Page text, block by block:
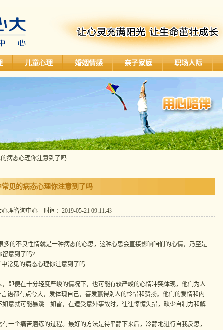
儿童心理 婚姻情感 亲子家庭 职场人际
病态心理你注意到了吗
常见的病态心理你注意到了吗
理咨询中心 时间：2019-05-21 09:11:43
不良性情就是一种病态的心思，这种心思会直接影响咱们的心情，乃至是
意到了吗?
便在十分轻度严峻的情况下，也可能有较严峻的心情冲突体现，他们为人
语都有点夸大，爱体现自己，喜爱赢得别人的怜惜和赞扬。他们的爱情和内
意就可能暴跳 如雷，在遭受意外事故时，往往惊慌失措，缺少自制力和解
个痛苦磨练的过程。最好的方法是待平静下来后，冷静地进行自我反思，